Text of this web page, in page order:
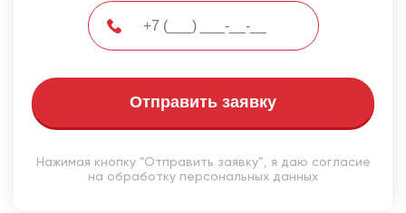
Отправить заявку
Нажимая кнопку “Отправить заявку”, я даю согласие
на обработку персональных данных